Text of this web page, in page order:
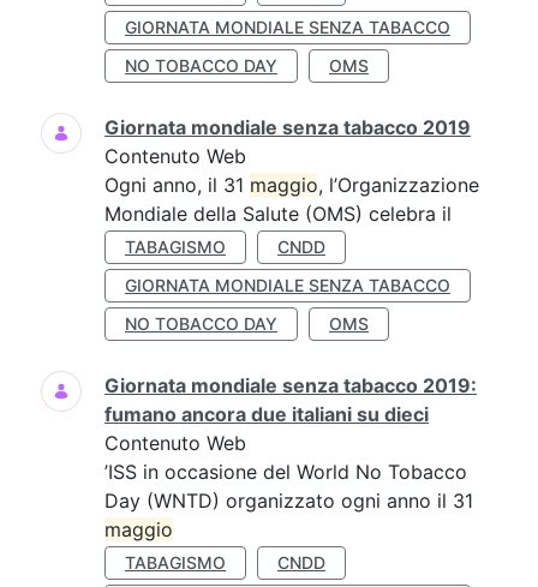
GIORNATA MONDIALE SENZA TABACCO
NO TOBACCO DAY
OMS
Giornata mondiale senza tabacco 2019
Contenuto Web
Ogni anno, il 31 maggio, l’Organizzazione
Mondiale della Salute (OMS) celebra il
TABAGISMO
CNDD
GIORNATA MONDIALE SENZA TABACCO
NO TOBACCO DAY
OMS
Giornata mondiale senza tabacco 2019:
fumano ancora due italiani su dieci
Contenuto Web
’ISS in occasione del World No Tobacco
Day (WNTD) organizzato ogni anno il 31
maggio
TABAGISMO
CNDD